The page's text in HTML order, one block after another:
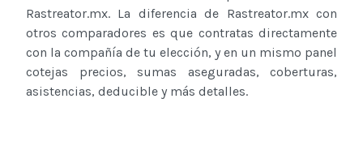
Rastreator.mx. La diferencia de Rastreator.mx con
otros comparadores es que contratas directamente
con la compañía de tu elección, y en un mismo panel
cotejas precios, sumas aseguradas, coberturas,
asistencias, deducible y más detalles.